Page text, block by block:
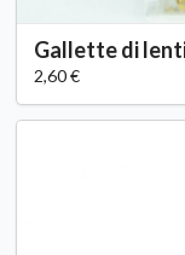
Gallette di
2,60 €